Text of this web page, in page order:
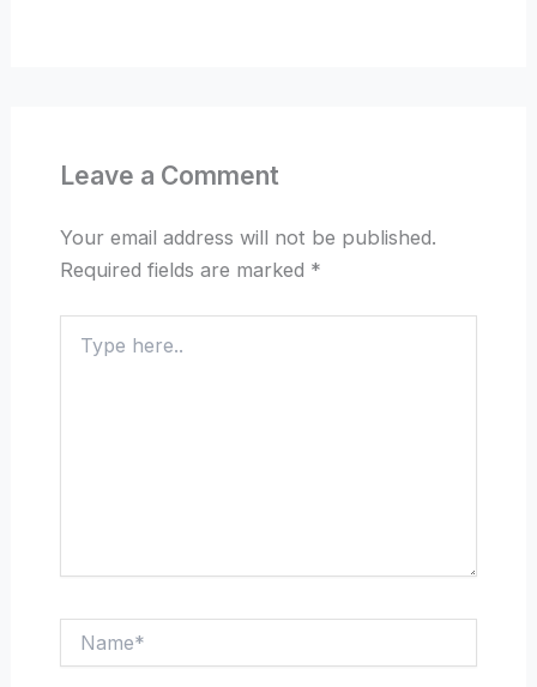
Leave a Comment
Your email address will not be published.
Required fields are marked *
here..